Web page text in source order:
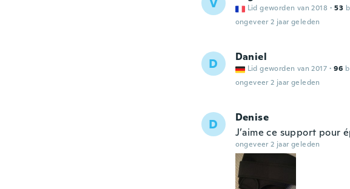
Lid geworden van 2018 · 53
ongeveer 2 jaar geleden
D Daniel
Lid geworden van 2017 · 96
ongeveer 2 jaar geleden
D
Denise
J’aime ce support pour
ongeveer 2 jaar geleden